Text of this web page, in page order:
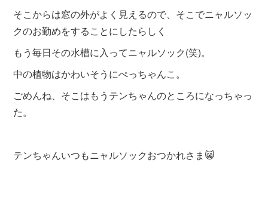
そこからは窓の外がよく見えるので、そこでニャルソッ
クのお勤めをすることにしたらしく
もう毎日その水槽に入ってニャルソック(笑)。
中の植物はかわいそうにぺっちゃんこ。
ごめんね、そこはもうテンちゃんのところになっちゃっ
た。
テンちゃんいつもニャルソックおつかれさま😸